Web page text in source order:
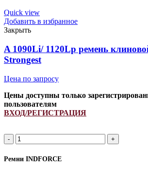
ремень
клиновой
INDFORCE
Strongest
quantity
Quick view
Добавить в избранное
Закрыть
A 1090Li/ 1120Lp ремень
Strongest
Цена по запросу
Цены доступны только
пользователям
ВХОД/РЕГИСТРАЦИЯ
A
1090Li/
1120Lp
ремень
Ремни INDFORCE